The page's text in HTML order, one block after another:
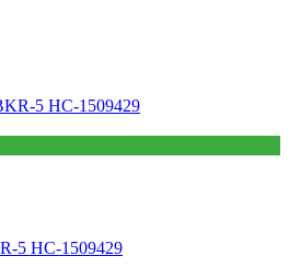
5 НС-1509429